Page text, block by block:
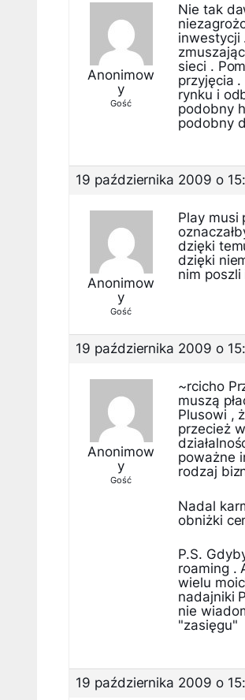
Anonimow
y
Gość
Nie tak
inwestycji
sieci .
przyjęcia
rynku i
podobny
podobny
19 października 2009 o
Anonimow
y
Gość
Play musi
dzięki
dzięki
nim poszli
19 października 2009 o
Anonimow
y
Gość
~rcicho
muszą
Plusowi ,
przecież
poważne
rodzaj
Nadal
obniżki
P.S.
roaming .
wielu
nadajniki
nie
"zasięgu"
19 października 2009 o